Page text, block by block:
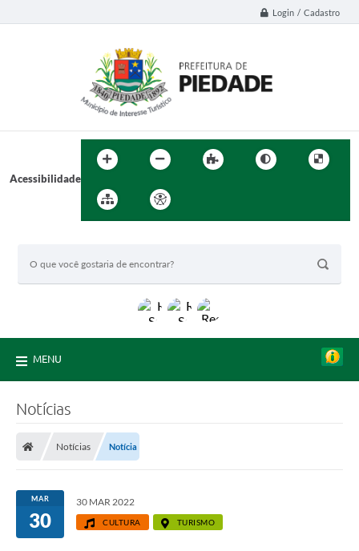
Login / Cadastro
Acessibilidade
MENU
Notícias
Notícias Notícia
MAR
30
30 MAR 2022
CULTURA TURISMO